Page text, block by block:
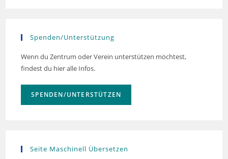
Spenden/Unterstützung
Wenn du Zentrum oder Verein unterstützen möchtest,
findest du hier alle Infos.
SPENDEN/UNTERSTÜTZEN
Seite Maschinell Übersetzen